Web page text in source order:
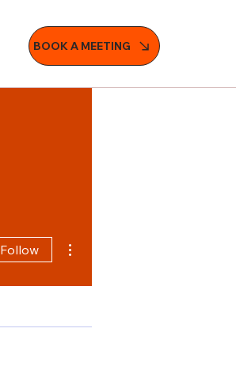
BOOK A MEETING
Follow